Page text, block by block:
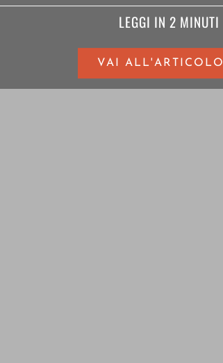
LEGGI IN 2 MINUTI
VAI ALL'ARTICOLO